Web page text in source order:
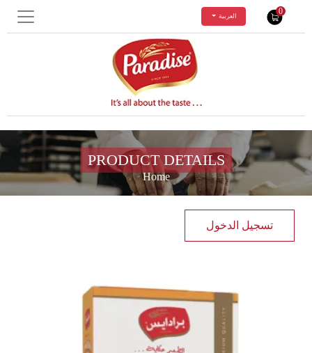
0
العربية
PRODUCT DETAILS
Home
تسجيل الدخول